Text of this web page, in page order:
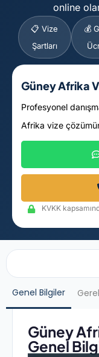
online
📋 Vize
Şartları
💰
Güney Afrika
Profesyonel
Afrika vize
KVKK
Genel Bilgiler
Güney
Genel